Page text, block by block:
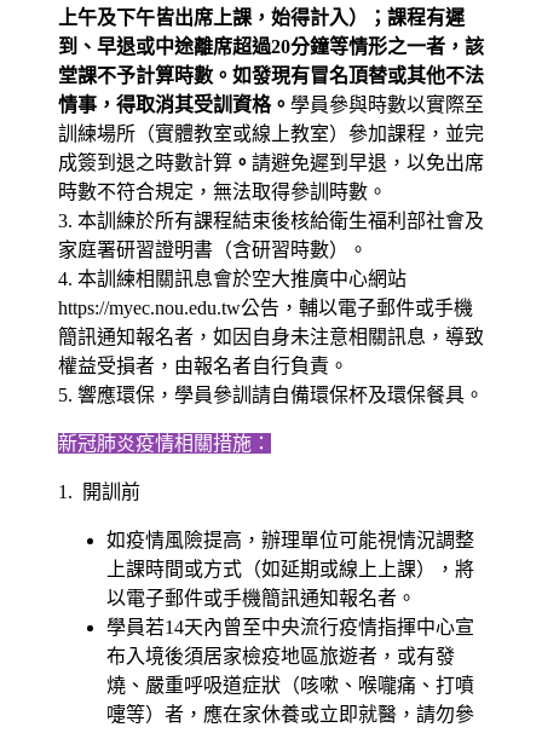
上午及下午皆出席上課，始得計入）；課程有遲
到、早退或中途離席超過20分鐘等情形之一者，該
堂課不予計算時數。如發現有冒名頂替或其他不法
情事，得取消其受訓資格。 學員參與時數以實際至
訓練場所（實體教室或線上教室）參加課程，並完
成簽到退之時數計算 。 請避免遲到早退，以免出席
時數不符合規定，無法取得參訓時數。
3. 本訓練於所有課程結束後核給衛生福利部社會及
家庭署研習證明書（含研習時數）。
4. 本訓練相關訊息會於空大推廣中心網站
https://myec.nou.edu.tw公告，輔以電子郵件或手機
簡訊通知報名者，如因自身未注意相關訊息，導致
權益受損者，由報名者自行負責。
5. 響應環保，學員參訓請自備環保杯及環保餐具。
新冠肺炎疫情相關措施：
1. 開訓前
如疫情風險提高，辦理單位可能視情況調整
上課時間或方式（如延期或線上上課），將
以電子郵件或手機簡訊通知報名者。
學員若14天內曾至中央流行疫情指揮中心宣
布入境後須居家檢疫地區旅遊者，或有發
燒、嚴重呼吸道症狀（咳嗽、喉嚨痛、打噴
嚏等）者，應在家休養或立即就醫，請勿參